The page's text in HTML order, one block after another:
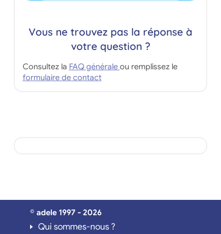
Vous ne trouvez pas la réponse à
votre question ?
Consultez la FAQ générale ou remplissez le
formulaire de contact
© adele 1997 - 2026
Qui sommes-nous ?